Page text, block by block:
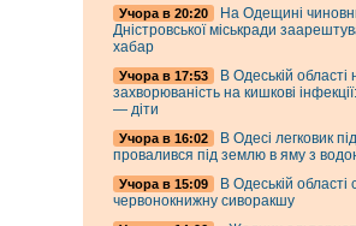
Учора в 20:20
На Одещині
Дністровської міськради
хабар
Учора в 17:53
В Одеській
захворюваність на кишкові
— діти
Учора в 16:02
В Одесі легковик
провалився під землю в яму з
Учора в 15:09
В Одеській
червонокнижну сиворакшу